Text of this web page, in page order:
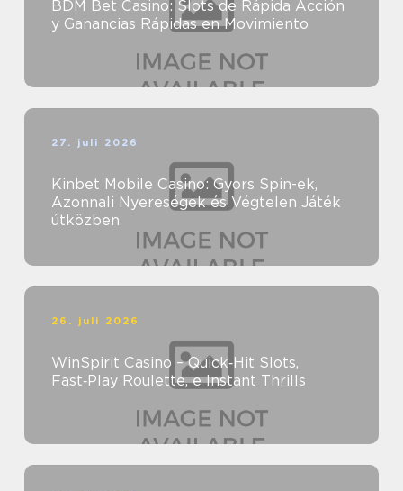
BDM Bet Casino: Slots de Rápida Acción
y Ganancias Rápidas en Movimiento
27. juli 2026
Kinbet Mobile Casino: Gyors Spin-ek,
Azonnali Nyereségek és Végtelen Játék
útközben
26. juli 2026
WinSpirit Casino – Quick‑Hit Slots,
Fast‑Play Roulette, e Instant Thrills